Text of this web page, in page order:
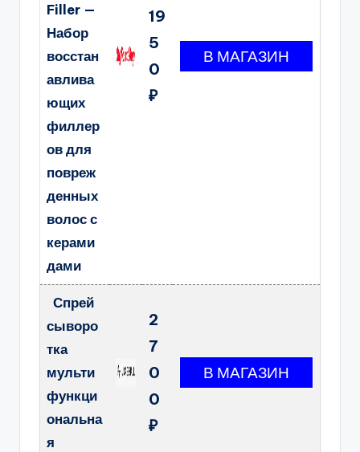
Filler —
Набор
восстан
авлива
ющих
филлер
ов для
повреж
денных
волос с
керами
дами
19
5
0
₽
Спрей
сыворо
тка
мульти
функци
ональна
я
2
7
0
0
₽